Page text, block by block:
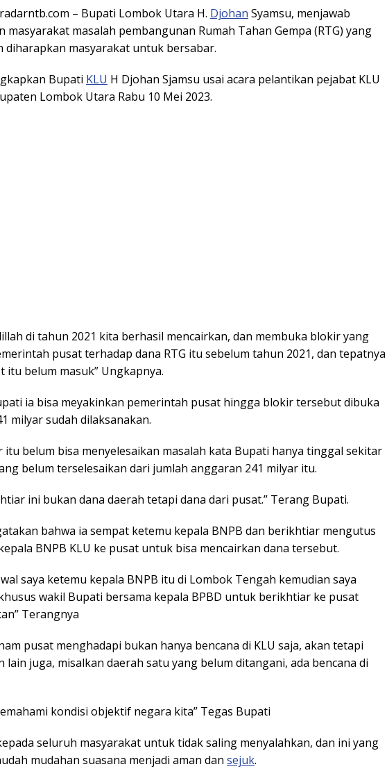
– Bupati Lombok Utara H. Djohan Syamsu, menjawab
masalah pembangunan Rumah Tahan Gempa (RTG) yang
diharapkan masyarakat untuk bersabar.
Bupati KLU H Djohan Sjamsu usai acara pelantikan pejabat KLU
Lombok Utara Rabu 10 Mei 2023.
di tahun 2021 kita berhasil mencairkan, dan membuka blokir yang
pusat terhadap dana RTG itu sebelum tahun 2021, dan tepatnya
itu belum masuk” Ungkapnya.
ia bisa meyakinkan pemerintah pusat hingga blokir tersebut dibuka
milyar sudah dilaksanakan.
itu belum bisa menyelesaikan masalah kata Bupati hanya tinggal sekitar
belum terselesaikan dari jumlah anggaran 241 milyar itu.
ini bukan dana daerah tetapi dana dari pusat.” Terang Bupati.
bahwa ia sempat ketemu kepala BNPB dan berikhtiar mengutus
BNPB KLU ke pusat untuk bisa mencairkan dana tersebut.
saya ketemu kepala BNPB itu di Lombok Tengah kemudian saya
wakil Bupati bersama kepala BPBD untuk berikhtiar ke pusat
Terangnya
pusat menghadapi bukan hanya bencana di KLU saja, akan tetapi
lain juga, misalkan daerah satu yang belum ditangani, ada bencana di
kondisi objektif negara kita” Tegas Bupati
seluruh masyarakat untuk tidak saling menyalahkan, dan ini yang
mudahan suasana menjadi aman dan sejuk.